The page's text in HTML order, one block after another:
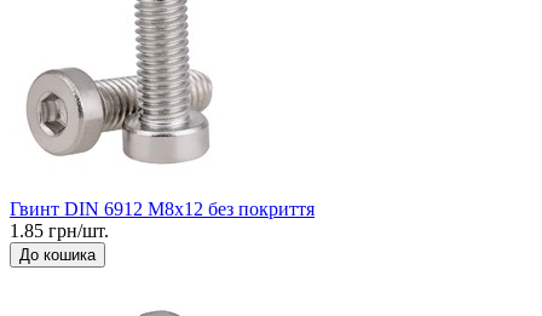
Гвинт DIN 6912 М8x12 без покриття
1.85 грн/шт.
До кошика